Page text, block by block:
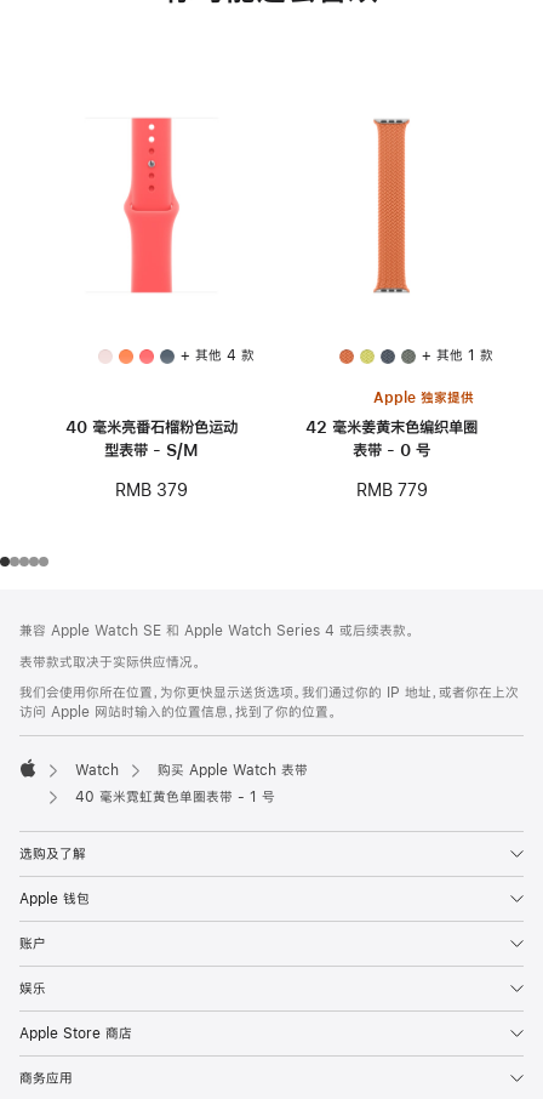
+ 其他 4 款
40 毫米亮番石榴粉色运动
型表带 - S/M
RMB 379
+ 其他 1 款
Apple 独家提供
42 毫米姜黄末色编织单圈
表带 - 0 号
RMB 779
页
页
脚
注
兼容 Apple Watch SE 和 Apple Watch Series 4 或后续表款。
表带款式取决于实际供应情况。
我们会使用你所在位置，为你更快显示送货选项。我们通过你的 IP 地址，或者你在上次
访问 Apple 网站时输入的位置信息，找到了你的位置。
Apple
Watch
购买 Apple Watch 表带
40 毫米霓虹黄色单圈表带 - 1 号
选购及了解
Apple 钱包
账户
娱乐
Apple Store 商店
商务应用